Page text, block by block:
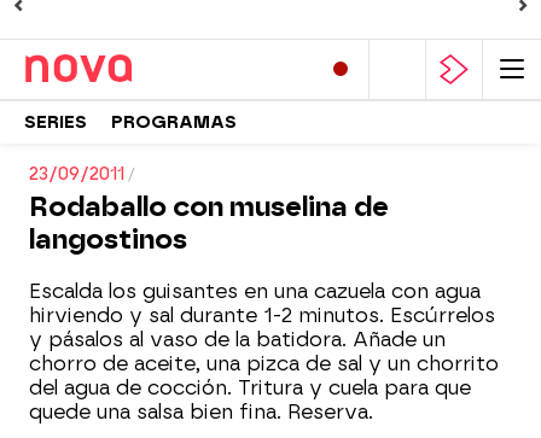
SERIES PROGRAMAS
23/09/2011
Rodaballo con muselina de
langostinos
Escalda los guisantes en una cazuela con agua
hirviendo y sal durante 1-2 minutos. Escúrrelos
y pásalos al vaso de la batidora. Añade un
chorro de aceite, una pizca de sal y un chorrito
del agua de cocción. Tritura y cuela para que
quede una salsa bien fina. Reserva.